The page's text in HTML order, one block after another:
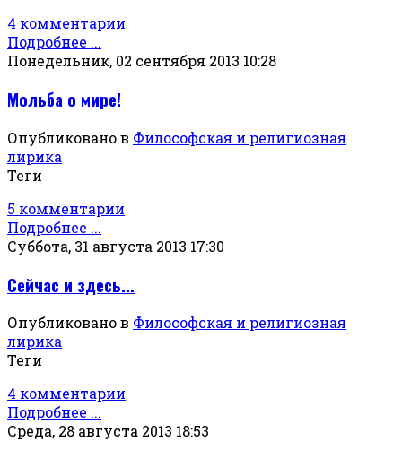
4 комментарии
Подробнее ...
Понедельник, 02 сентября 2013 10:28
Мольба о мире!
Опубликовано в Философская и религиозная
лирика
Теги
5 комментарии
Подробнее ...
Суббота, 31 августа 2013 17:30
Сейчас и здесь...
Опубликовано в Философская и религиозная
лирика
Теги
4 комментарии
Подробнее ...
Среда, 28 августа 2013 18:53